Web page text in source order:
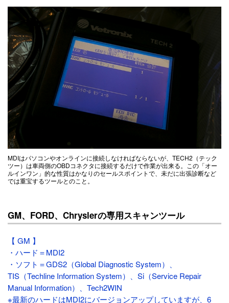
MDIはパソコンやオンラインに接続しなければならないが、TECH2（テック
ツー）は車両側のOBDコネクタに接続するだけで作業が出来る。この「オー
ルインワン」的な性質はかなりのセールスポイントで、未だに出張診断など
では重宝するツールとのこと。
GM、FORD、Chryslerの専用スキャンツール
【 GM 】
・ハード＝MDI2
・ソフト＝GDS2（Global Diagnostic System）、
TIS（Techline Information System）、Si（Service Repair
Manual Information）、Tech2WIN
※最新のハードはMDI2にバージョンアップしていますが、6